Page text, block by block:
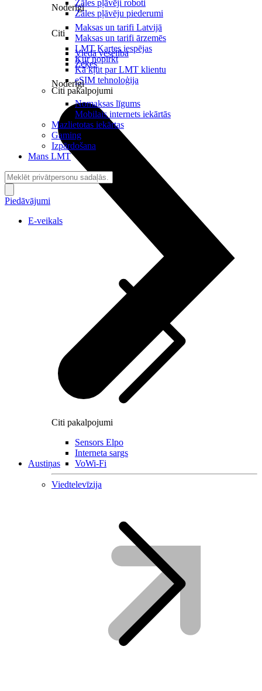
Noderīgi
Maksas un tarifi Latvijā
Maksas un tarifi ārzemēs
LMT Kartes iespējas
Kur nopirkt
Kā kļūt par LMT klientu
eSIM tehnoloģija
Citi pakalpojumi
Citi pakalpojumi
Sensors Elpo
Interneta sargs
VoWi-Fi
Viedtelevīzija
Zāles pļāvēji roboti
Zāles pļāvēju piederumi
Citi
Viedā veselība
Zeķes
Noderīgi
Nomaksas līgums
Mobilais internets iekārtās
Mazlietotas iekārtas
Gaming
Izpārdošana
Mans LMT
Piedāvājumi
E-veikals
Austiņas